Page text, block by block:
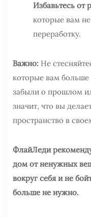
Избавьтесь от
которые вам не
переработку.
Важно: Не
которые вам больше
забыли о прошлом
значит, что вы
пространство в
ФлайЛеди
дом от ненужных
вокруг себя и не
больше не нужно.